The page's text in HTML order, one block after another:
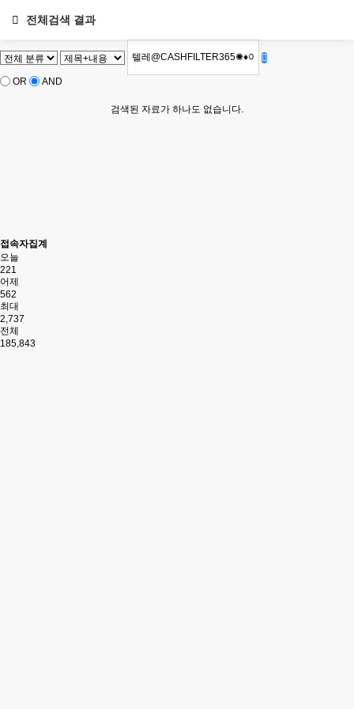
전체검색 결과
OR AND
검색된 자료가 하나도 없습니다.
접속자집계
오늘
221
어제
562
최대
2,737
전체
185,843